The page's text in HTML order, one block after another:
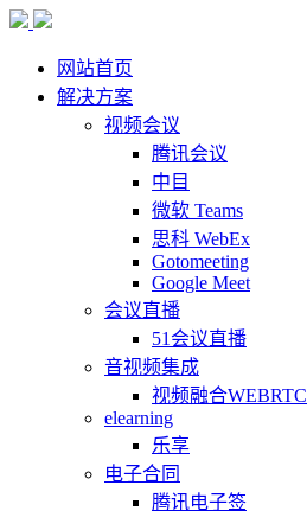
网站首页
解决方案
视频会议
腾讯会议
中目
微软 Teams
思科 WebEx
Gotomeeting
Google Meet
会议直播
51会议直播
音视频集成
视频融合WEBRTC
elearning
乐享
电子合同
腾讯电子签